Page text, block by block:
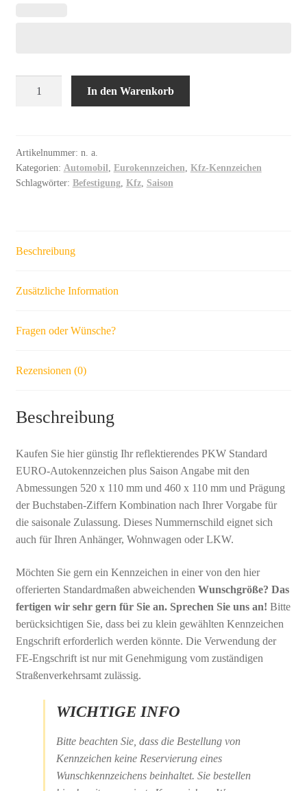
Menge
In den Warenkorb
Artikelnummer: n. a.
Kategorien: Automobil, Eurokennzeichen, Kfz-Kennzeichen
Schlagwörter: Befestigung, Kfz, Saison
Beschreibung
Zusätzliche Information
Fragen oder Wünsche?
Rezensionen (0)
Beschreibung
Kaufen Sie hier günstig Ihr reflektierendes PKW Standard
EURO-Autokennzeichen plus Saison Angabe mit den
Abmessungen 520 x 110 mm und 460 x 110 mm und Prägung
der Buchstaben-Ziffern Kombination nach Ihrer Vorgabe für
die saisonale Zulassung. Dieses Nummernschild eignet sich
auch für Ihren Anhänger, Wohnwagen oder LKW.
Möchten Sie gern ein Kennzeichen in einer von den hier
offerierten Standardmaßen abweichenden Wunschgröße? Das
fertigen wir sehr gern für Sie an. Sprechen Sie uns an! Bitte
berücksichtigen Sie, dass bei zu klein gewählten Kennzeichen
Engschrift erforderlich werden könnte. Die Verwendung der
FE-Engschrift ist nur mit Genehmigung vom zuständigen
Straßenverkehrsamt zulässig.
WICHTIGE INFO
Bitte beachten Sie, dass die Bestellung von
Kennzeichen keine Reservierung eines
Wunschkennzeichens beinhaltet. Sie bestellen